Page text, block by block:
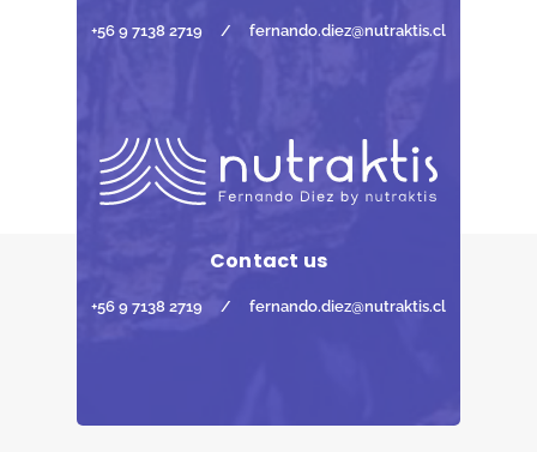
+56 9 7138 2719 / fernando.diez@nutraktis.cl
Contact us
+56 9 7138 2719 / fernando.diez@nutraktis.cl